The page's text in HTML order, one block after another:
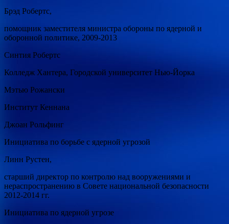
Брэд Робертс,
помощник заместителя министра обороны по ядерной и
оборонной политике, 2009-2013
Синтия Робертс
Колледж Хантера, Городской университет Нью-Йорка
Мэтью Рожански
Институт Кеннана
Джоан Рольфинг
Инициатива по борьбе с ядерной угрозой
Линн Рустен,
старший директор по контролю над вооружениями и
нераспространению в Совете национальной безопасности
2012-2014 гг.
Инициатива по ядерной угрозе